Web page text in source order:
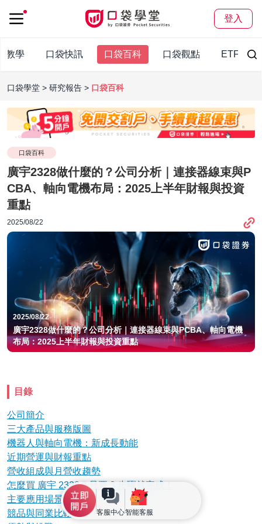
登入
客服中心智能客服
教學 口袋快訊 口袋百科 口袋觀點 ETF
口袋學堂 研究報告 口袋百科
口袋百科
廣宇2328做什麼的？公司分析｜連接器線束與P
CBA、軸向電機布局：2025上半年財報與投資
重點
2025/08/22
2025/08/22
廣宇2328做什麼的？公司分析｜連接器線束與PCBA、軸向電機
布局：2025上半年財報與投資重點
目錄
公司簡介
三大產品與服務版圖
機器人與軸向電機：新成長動能
近期營運與財報重點
營收組成與月營收趨勢
怎麼買 廣宇 2328？只要 3 步驟就完成！
主要應用場景
競品與同業比較